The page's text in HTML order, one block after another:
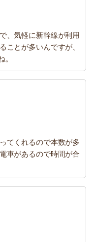
、気軽に新幹線が利用
ことが多いんですが、
。
てくれるので本数が多
車があるので時間が合